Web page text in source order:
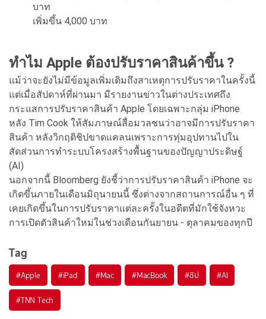
บาท
เพิ่มขึ้น 4,000 บาท
ทำไม Apple ต้องปรับราคาสินค้าขึ้น ?
แม้ว่าจะยังไม่มีข้อมูลเพิ่มเติมถึงสาเหตุการปรับราคาในครั้งนี้
แต่เมื่อสัปดาห์ที่ผ่านมา มีรายงานข่าวในต่างประเทศถึง
กระแสการปรับราคาสินค้า Apple โดยเฉพาะกลุ่ม iPhone
หลัง Tim Cook ให้สัมภาษณ์สื่อมวลชนว่าอาจมีการปรับราคา
สินค้า หลังวิกฤติชิปขาดแคลนเพราะการทุ่มอุปทานไปใน
สัดส่วนการทำระบบโครงสร้างพื้นฐานของปัญญาประดิษฐ์
(AI)
นอกจากนี้ Bloomberg ยังชี้ว่าการปรับราคาสินค้า iPhone จะ
เกิดขึ้นภายในเดือนมิถุนายนนี้ ซึ่งต่างจากสถานการณ์อื่น ๆ ที่
เคยเกิดขึ้นในการปรับราคาแต่ละครั้งในอดีตที่มักใช้จังหวะ
การเปิดตัวสินค้าใหม่ในช่วงเดือนกันยายน - ตุลาคมของทุกปี
Tag
#Apple #iPad #Mac #MacBook #ชิป #AI
#TNN Tech